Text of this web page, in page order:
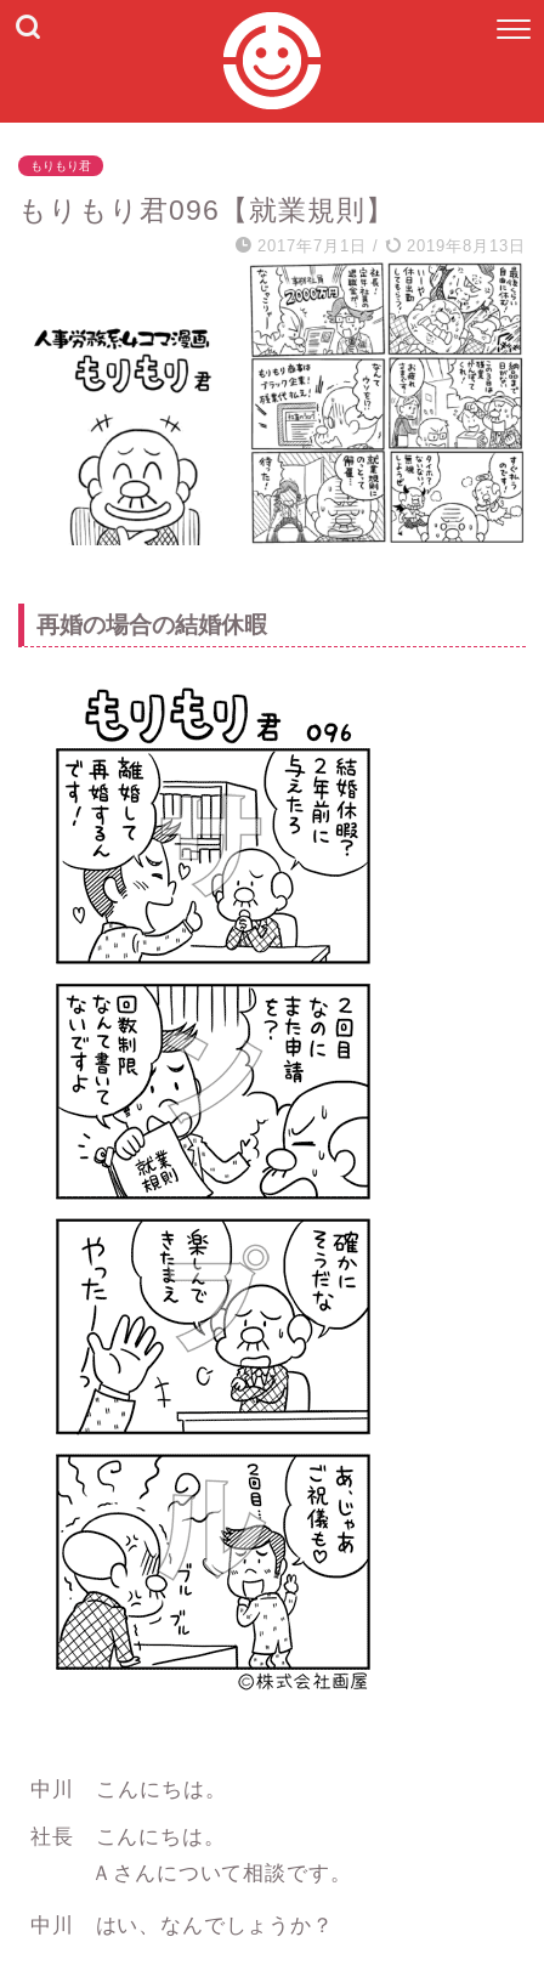
もりもり君
もりもり君096【就業規則】
2017年7月1日 / 2019年8月13日
再婚の場合の結婚休暇
中川 こんにちは。
社長 こんにちは。
Ａさんについて相談です。
中川 はい、なんでしょうか？